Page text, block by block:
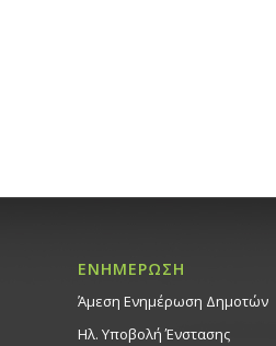
ΕΝΗΜΕΡΩΣΗ
Άμεση Ενημέρωση Δημοτών
Ηλ. Υποβολή Ένστασης